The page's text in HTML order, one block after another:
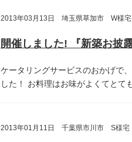
2013年03月13日 埼玉県草加市 W様宅
ケータリングサービスのおかげで
した！
お料理はお味がよくてとて
2013年01月11日 千葉県市川市 S様宅